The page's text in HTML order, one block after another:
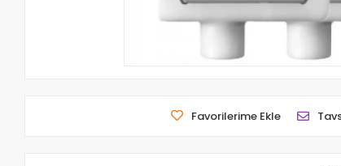
Favorilerime Ekle